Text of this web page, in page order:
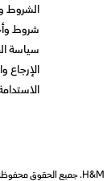
الشروط
شروط
سياسة
الإرجاع